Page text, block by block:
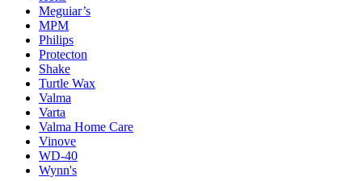
Meguiar’s
MPM
Philips
Protecton
Shake
Turtle Wax
Valma
Varta
Valma Home Care
Vinove
WD-40
Wynn's